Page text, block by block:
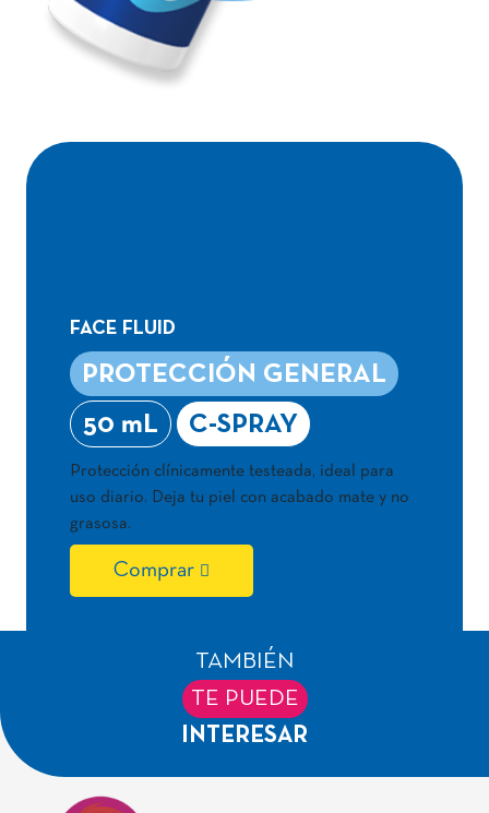
FACE FLUID
PROTECCIÓN GENERAL
50 mL
C-SPRAY
Protección clínicamente testeada, ideal para
uso diario. Deja tu piel con acabado mate y no
grasosa.
Comprar
TAMBIÉN
TE PUEDE
INTERESAR